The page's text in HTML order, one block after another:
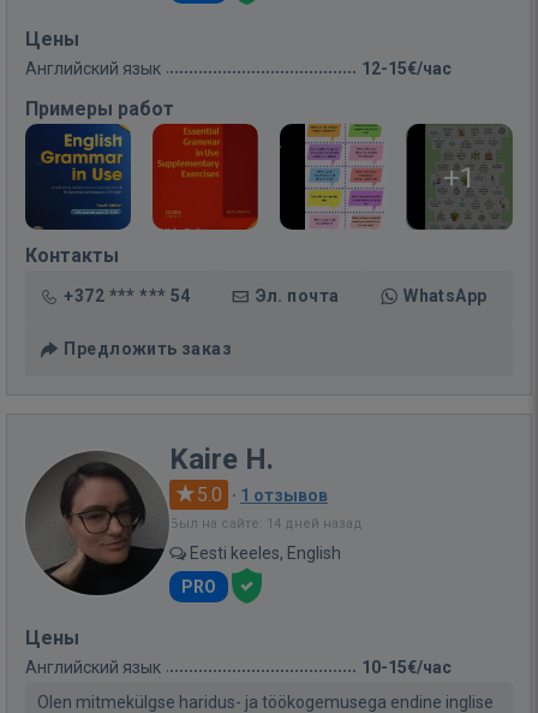
Цены
Английский язык 12-15€/час
Примеры работ
+1
Контакты
+372 *** *** 54 Эл. почта WhatsApp
Предложить заказ
Kaire H.
5.0 · 1 отзывов
Был на сайте: 14 дней назад
Eesti keeles, English
PRO
Цены
Английский язык
10-15€/час
Olen mitmekülgse haridus- ja töökogemusega endine inglise